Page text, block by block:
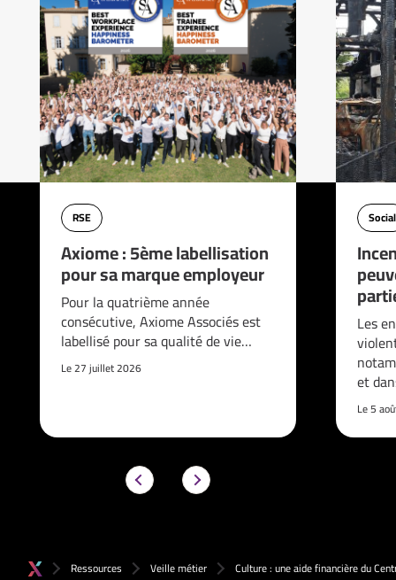
RSE
Axiome : 5ème labellisation
pour sa marque employeur
Pour la quatrième année
consécutive, Axiome Associés est
labellisé pour sa qualité de vie…
Le 27 juillet 2026
Social
Les
et
Le 5
Ressources Veille métier Culture : une aide financière du